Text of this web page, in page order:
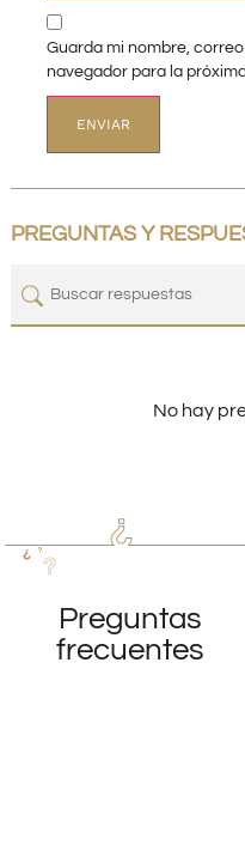
Guarda mi nombre,
navegador para la
PREGUNTAS Y
No hay
Preguntas
frecuentes